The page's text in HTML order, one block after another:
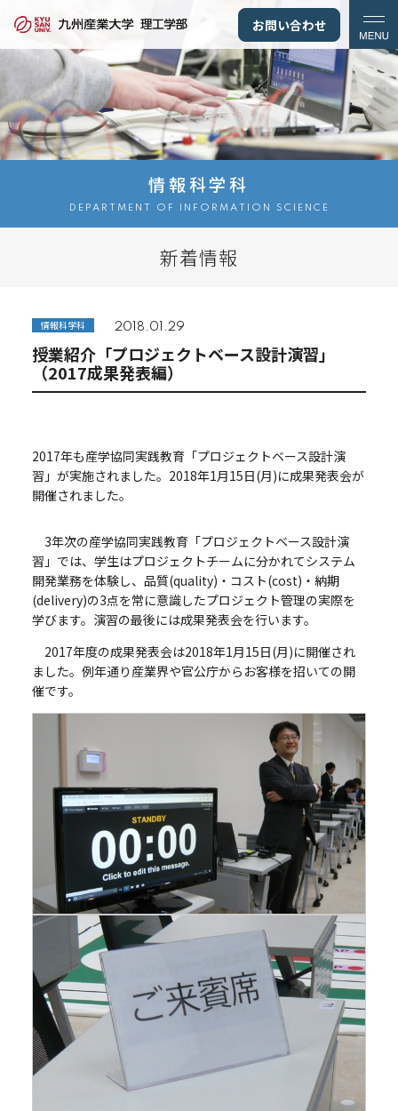
お問い合わせ
情報科学科
DEPARTMENT OF INFORMATION SCIENCE
新着情報
情報科学科 2018.01.29
授業紹介「プロジェクトベース設計演習」
（2017成果発表編）
2017年も産学協同実践教育「プロジェクトベース設計演
習」が実施されました。2018年1月15日(月)に成果発表会が
開催されました。
3年次の産学協同実践教育「プロジェクトベース設計演
習」では、学生はプロジェクトチームに分かれてシステム
開発業務を体験し、品質(quality)・コスト(cost)・納期
(delivery)の3点を常に意識したプロジェクト管理の実際を
学びます。演習の最後には成果発表会を行います。
2017年度の成果発表会は2018年1月15日(月)に開催され
ました。例年通り産業界や官公庁からお客様を招いての開
催です。